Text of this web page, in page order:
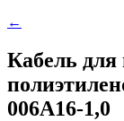
←
Кабель
006А16-1,0